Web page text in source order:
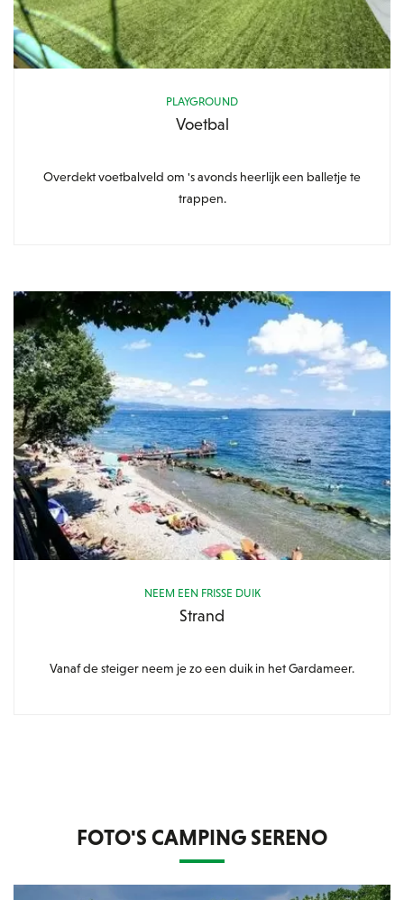
PLAYGROUND
Voetbal
Overdekt voetbalveld om 's avonds heerlijk een balletje te
trappen.
NEEM EEN FRISSE DUIK
Strand
Vanaf de steiger neem je zo een duik in het Gardameer.
FOTO'S CAMPING SERENO